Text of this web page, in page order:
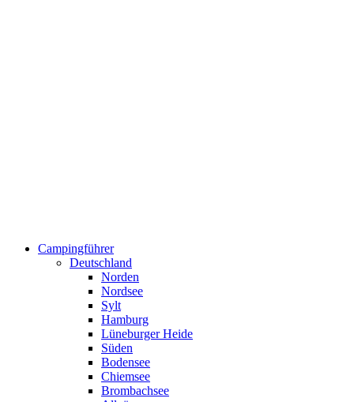
Campingführer
Deutschland
Norden
Nordsee
Sylt
Hamburg
Lüneburger Heide
Süden
Bodensee
Chiemsee
Brombachsee